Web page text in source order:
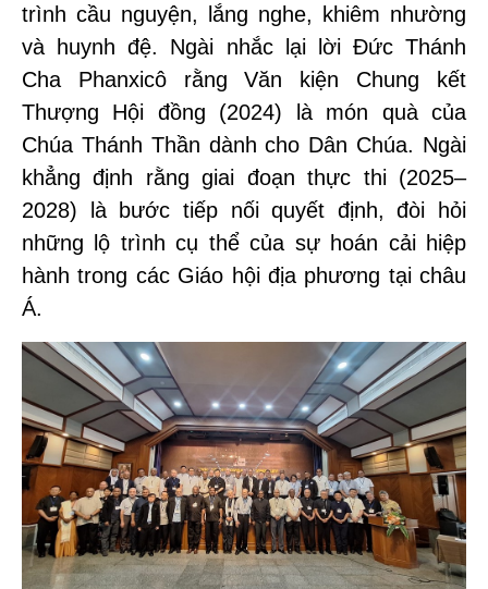
trình cầu nguyện, lắng nghe, khiêm nhường
và huynh đệ. Ngài nhắc lại lời Đức Thánh
Cha Phanxicô rằng Văn kiện Chung kết
Thượng Hội đồng (2024) là món quà của
Chúa Thánh Thần dành cho Dân Chúa. Ngài
khẳng định rằng giai đoạn thực thi (2025–
2028) là bước tiếp nối quyết định, đòi hỏi
những lộ trình cụ thể của sự hoán cải hiệp
hành trong các Giáo hội địa phương tại châu
Á.